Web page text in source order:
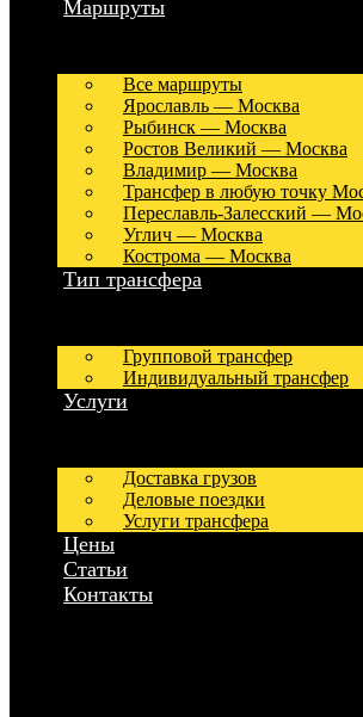
Маршруты
Все маршруты
Ярославль — Москва
Рыбинск — Москва
Ростов Великий — Москва
Владимир — Москва
Трансфер в любую точку
Переславль-Залесский —
Углич — Москва
Кострома — Москва
Тип трансфера
Групповой трансфер
Индивидуальный трансфер
Услуги
Доставка грузов
Деловые поездки
Услуги трансфера
Цены
Статьи
Контакты